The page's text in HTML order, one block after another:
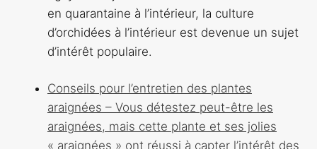
en quarantaine à l’intérieur, la culture
d’orchidées à l’intérieur est devenue un sujet
d’intérêt populaire.
Conseils pour l’entretien des plantes
araignées – Vous détestez peut-être les
araignées, mais cette plante et ses jolies
« araignées » ont réussi à capter l’intérêt des